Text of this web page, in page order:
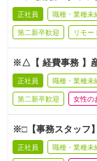
正社員 職種・業種未
第二新卒歓迎 リモー
※△【 経費事務 】
正社員 職種・業種未
第二新卒歓迎 女性の
※□【事務スタッフ
正社員 職種・業種未